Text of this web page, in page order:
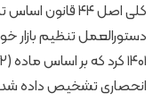
کلی اصل ۴۴